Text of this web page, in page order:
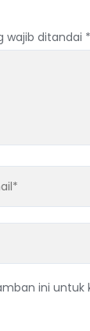
wajib ditandai *
ini untuk